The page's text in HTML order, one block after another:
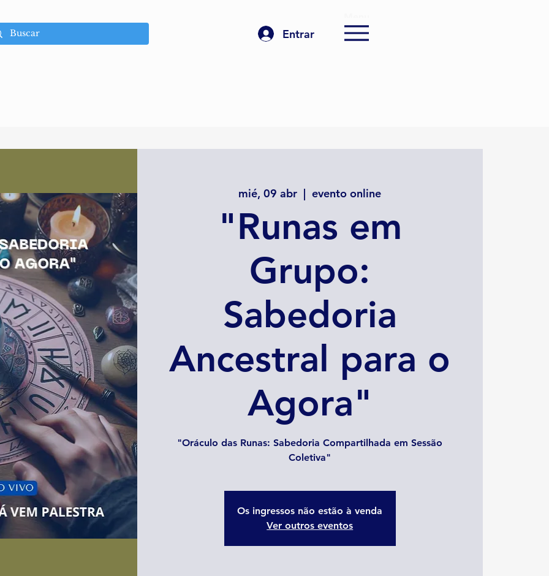
Entrar
mié, 09 abr
  |
evento online
"Runas em
Grupo:
Sabedoria
Ancestral para o
Agora"
"Oráculo das Runas: Sabedoria Compartilhada em Sessão
Coletiva"
Os ingressos não estão à venda
Ver outros eventos